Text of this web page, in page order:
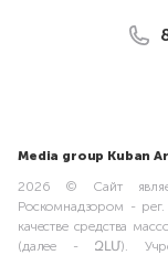
Media group Kuban
2026 © Сайт
Роскомнадзором -
качестве средства
(далее - ԶԼՄ).